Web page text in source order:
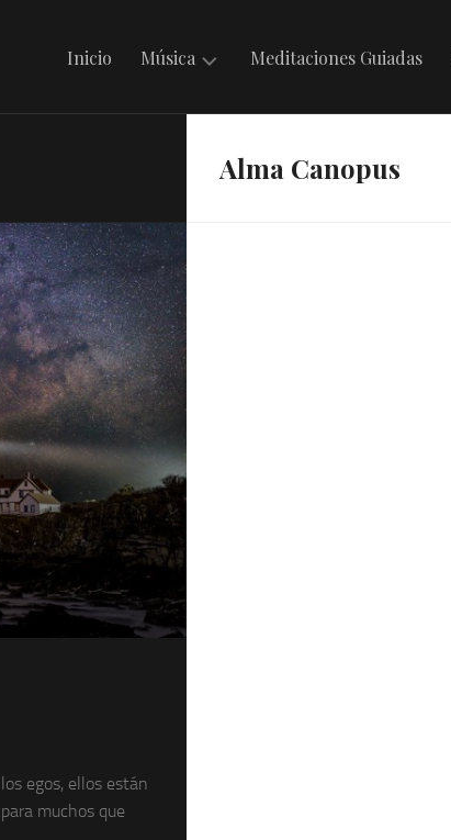
Inicio Música
Música
Celta
Música
Folklórica
Argentina
Música
Internacional
Musicando
con
los
Peque
Meditaciones Guiadas
egos, ellos están
muchos que
Alma Canopus